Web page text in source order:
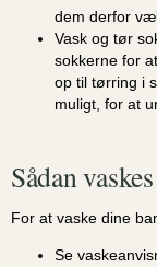
dem derfor
Vask og tør
sokkerne for
op til tørring i
muligt, for at
Sådan
For at vaske dine
Se